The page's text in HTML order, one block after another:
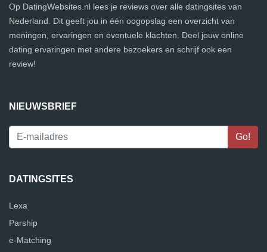
Op DatingWebsites.nl lees je reviews over alle datingsites van
Nederland. Dit geeft jou in één oogopslag een overzicht van
meningen, ervaringen en eventuele klachten. Deel jouw online
dating ervaringen met andere bezoekers en schrijf ook een
review!
NIEUWSBRIEF
DATINGSITES
Lexa
Parship
e-Matching